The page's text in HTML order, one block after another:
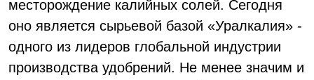
месторождение калийных солей. Сегодня
оно является сырьевой базой «Уралкалия» -
одного из лидеров глобальной индустрии
производства удобрений. Не менее значим и